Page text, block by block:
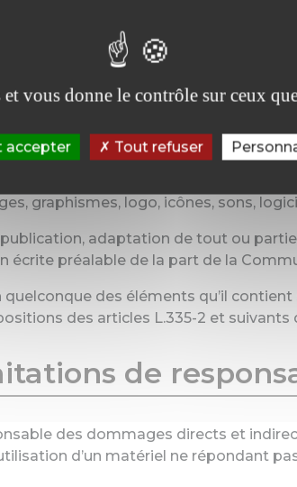
matériels liés à l’utilisation
pas de virus et avec un
propriété intellectuelle ou détient
graphismes, logo, icônes, sons,
adaptation de tout ou
préalable de la part de la
des éléments qu’il
des articles L.335-2 et suivants
de
des dommages directs et
d’un matériel ne répondant
vous donne le contrôle sur ceux
accepter Tout refuser